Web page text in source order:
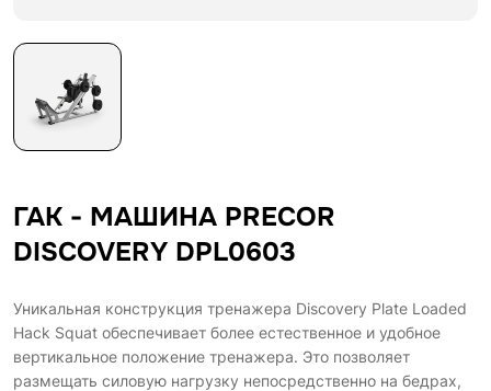
ГАК - МАШИНА PRECOR
DISCOVERY DPL0603
Уникальная конструкция тренажера Discovery Plate Loaded
Hack Squat обеспечивает более естественное и удобное
вертикальное положение тренажера. Это позволяет
размещать силовую нагрузку непосредственно на бедрах,